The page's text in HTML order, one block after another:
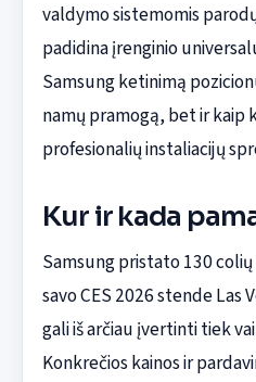
valdymo sistemomis
padidina įrenginio
Samsung ketinimą
namų pramogą, bet ir kaip
profesionalių instaliacijų
Kur ir kada
Samsung pristato 130
savo CES 2026 stende Las
gali iš arčiau įvertinti tiek
Konkrečios kainos ir